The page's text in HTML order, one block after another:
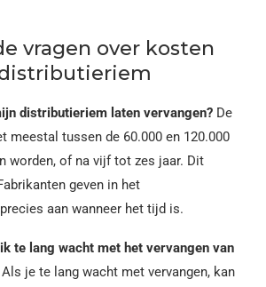
vragen over kosten
distributieriem laten vervangen? De
meestal tussen de 60.000 en 120.000
worden, of na vijf tot zes jaar. Dit
geven in het
aan wanneer het tijd is.
te lang wacht met het vervangen van
Als je te lang wacht met vervangen, kan